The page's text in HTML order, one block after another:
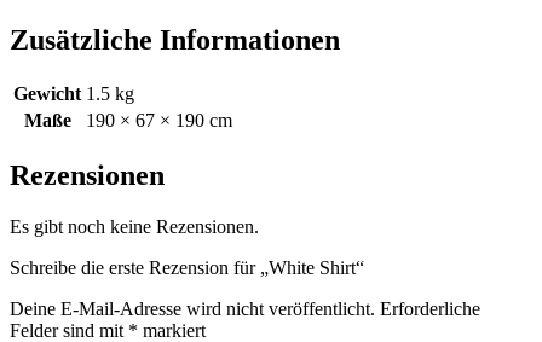
Zusätzliche Informationen
Gewicht 1.5 kg
Maße
190 × 67 × 190 cm
Rezensionen
Es gibt noch keine Rezensionen.
Schreibe die erste Rezension für „White Shirt“
Deine E-Mail-Adresse wird nicht veröffentlicht. Erforderliche
Felder sind mit * markiert